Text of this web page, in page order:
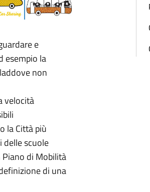
e
esempio la
non
velocità
la Città più
delle scuole
di Mobilità
di una